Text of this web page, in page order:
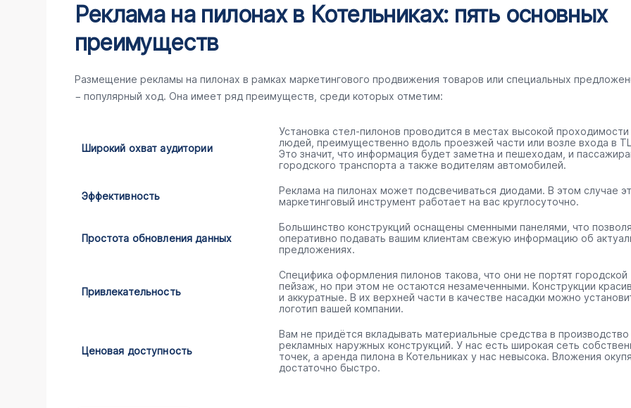
Реклама на пилонах в Котельниках: пять основных
преимуществ
Размещение рекламы на пилонах в рамках маркетингового продвижения товаров или специальных
− популярный ход. Она имеет ряд преимуществ, среди которых отметим:
Широкий охват аудитории
Установка стел-пилонов проводится в местах высокой проходимости
людей, преимущественно вдоль проезжей части или возле входа в
Это значит, что информация будет заметна и пешеходам, и
городского транспорта а также водителям автомобилей.
Эффективность
Реклама на пилонах может подсвечиваться диодами. В этом случае
маркетинговый инструмент работает на вас круглосуточно.
Простота обновления данных
Большинство конструкций оснащены сменными панелями, что
оперативно подавать вашим клиентам свежую информацию об
предложениях.
Привлекательность
Специфика оформления пилонов такова, что они не портят городской
пейзаж, но при этом не остаются незамеченными. Конструкции
и аккуратные. В их верхней части в качестве насадки можно
логотип вашей компании.
Ценовая доступность
Вам не придётся вкладывать материальные средства в производство
рекламных наружных конструкций. У нас есть широкая сеть
точек, а аренда пилона в Котельниках у нас невысока. Вложения
достаточно быстро.